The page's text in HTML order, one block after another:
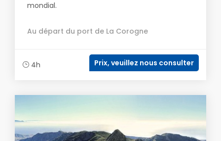
mondial.
Au départ du port de La Corogne
4h Prix, veuillez nous consulter